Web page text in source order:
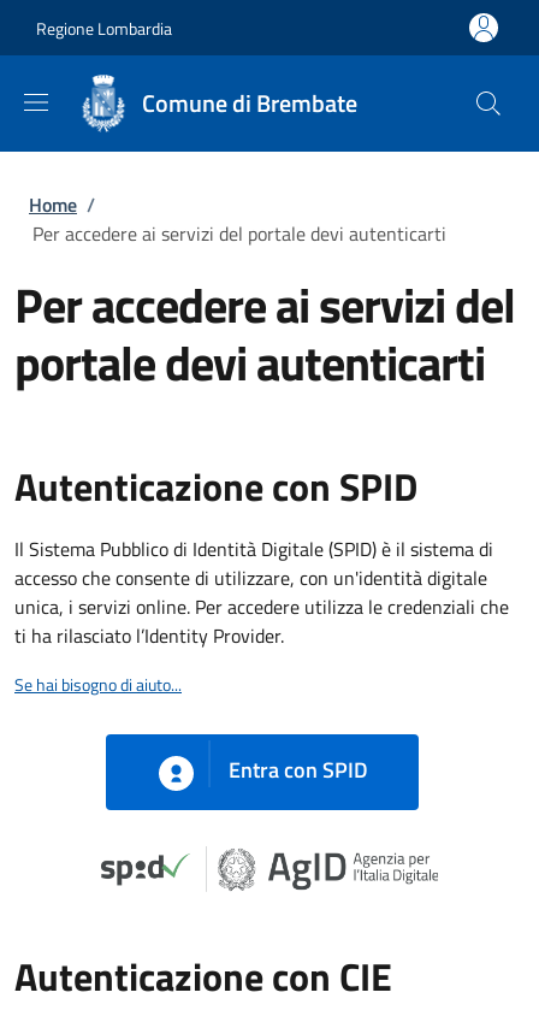
Regione Lombardia
Comune di Brembate
Briciole di pane
Home /
Per accedere ai servizi del portale devi autenticarti
Per accedere ai servizi del
portale devi autenticarti
Autenticazione con SPID
Il Sistema Pubblico di Identità Digitale (SPID) è il sistema di
accesso che consente di utilizzare, con un'identità digitale
unica, i servizi online. Per accedere utilizza le credenziali che
ti ha rilasciato l’Identity Provider.
Se hai bisogno di aiuto...
Entra con SPID
Autenticazione con CIE